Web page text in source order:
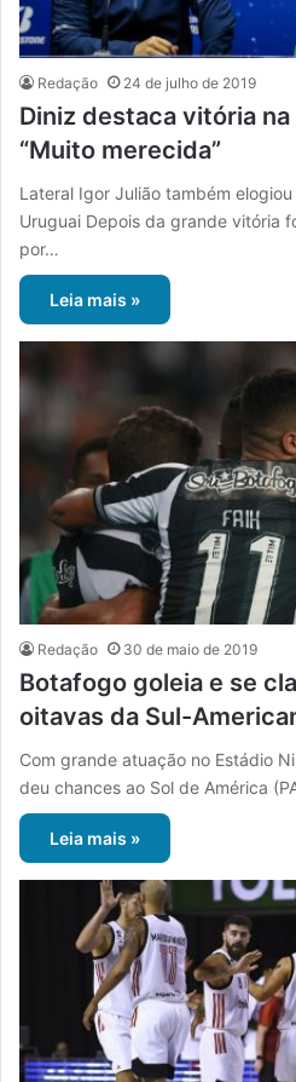
Redação 24 de julho de 2019
Diniz destaca vitória
“Muito merecida”
Lateral Igor Julião também
Uruguai Depois da grande vitória
por…
Leia mais »
Redação 30 de maio de 2019
Botafogo goleia e se
oitavas da Sul-
Com grande atuação no Estádio
deu chances ao Sol de América
Leia mais »